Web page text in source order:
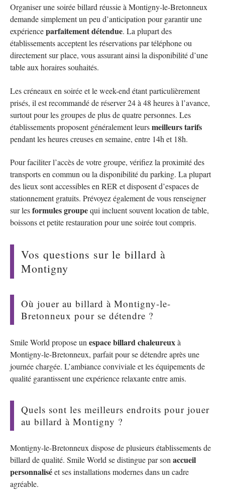
Organiser une soirée billard réussie à Montigny-le-Bretonneux
demande simplement un peu d’anticipation pour garantir une
expérienceparfaitement détendue. La plupart des
établissements acceptent les réservations par téléphone ou
directement sur place, vous assurant ainsi la disponibilité d’une
table aux horaires souhaités.
Les créneaux en soirée et le week-end étant particulièrement
prisés, il est recommandé de réserver 24 à 48 heures à l’avance,
surtout pour les groupes de plus de quatre personnes. Les
établissements proposent généralement leursmeilleurs tarifs
pendant les heures creuses en semaine, entre 14h et 18h.
Pour faciliter l’accès de votre groupe, vérifiez la proximité des
transports en commun ou la disponibilité du parking. La plupart
des lieux sont accessibles en RER et disposent d’espaces de
stationnement gratuits. Prévoyez également de vous renseigner
sur lesformules groupequi incluent souvent location de table,
boissons et petite restauration pour une soirée tout compris.
Vos questions sur le billard à
Montigny
Où jouer au billard à Montigny-le-
Bretonneux pour se détendre ?
Smile World propose un espace billard chaleureuxà
Montigny-le-Bretonneux, parfait pour se détendre après une
journée chargée. L’ambiance conviviale et les équipements de
qualité garantissent une expérience relaxante entre amis.
Quels sont les meilleurs endroits pour jouer
au billard à Montigny ?
Montigny-le-Bretonneux dispose de plusieurs établissements de
billard de qualité. Smile World se distingue par son accueil
personnaliséet ses installations modernes dans un cadre
agréable.